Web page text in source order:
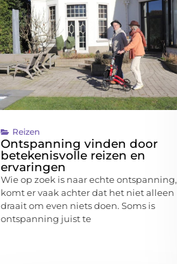
Reizen
Ontspanning vinden door
betekenisvolle reizen en
ervaringen
Wie op zoek is naar echte ontspanning,
komt er vaak achter dat het niet alleen
draait om even niets doen. Soms is
ontspanning juist te